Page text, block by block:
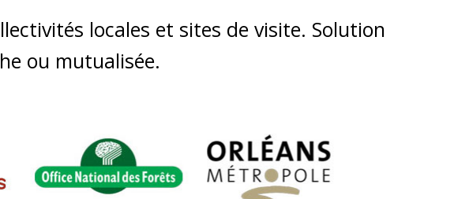
locales et sites de visite. Solution
ou mutualisée.